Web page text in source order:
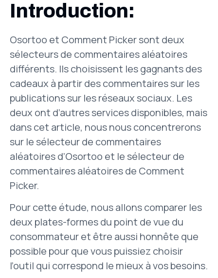
Introduction:
Osortoo et Comment Picker sont deux
sélecteurs de commentaires aléatoires
différents. Ils choisissent les gagnants des
cadeaux à partir des commentaires sur les
publications sur les réseaux sociaux. Les
deux ont d’autres services disponibles, mais
dans cet article, nous nous concentrerons
sur le sélecteur de commentaires
aléatoires d’Osortoo et le sélecteur de
commentaires aléatoires de Comment
Picker.
Pour cette étude, nous allons comparer les
deux plates-formes du point de vue du
consommateur et être aussi honnête que
possible pour que vous puissiez choisir
l’outil qui correspond le mieux à vos besoins.